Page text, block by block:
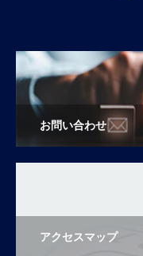
お問い合わせ
アクセスマップ